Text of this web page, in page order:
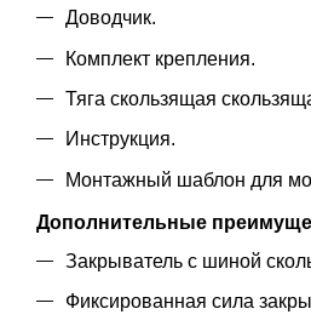
Доводчик.
Комплект крепления.
Тяга скользящая
Инструкция.
Монтажный шаблон для
Дополнительные
Закрыватель с шиной
Фиксированная сила